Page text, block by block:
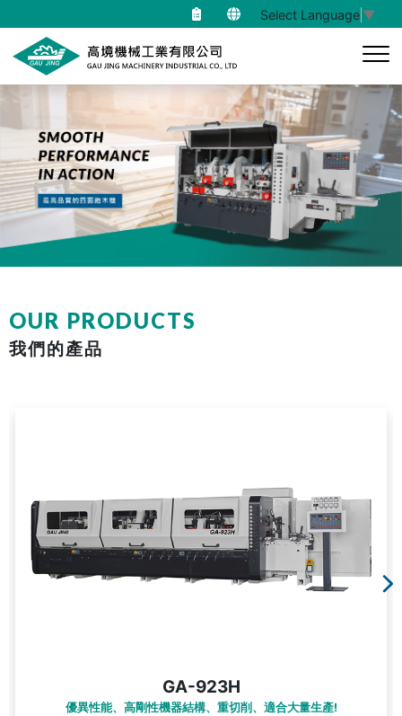
Select Language ▼
OUR PRODUCTS
我們的產品
GA-923H
優異性能、高剛性機器結構、重切削、適合大量生產!